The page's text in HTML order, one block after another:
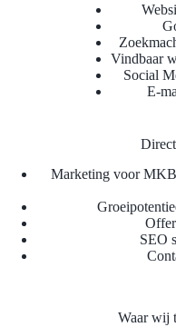
Vindbaar
Social
E-
Marketing voor
SEO
Waar wij